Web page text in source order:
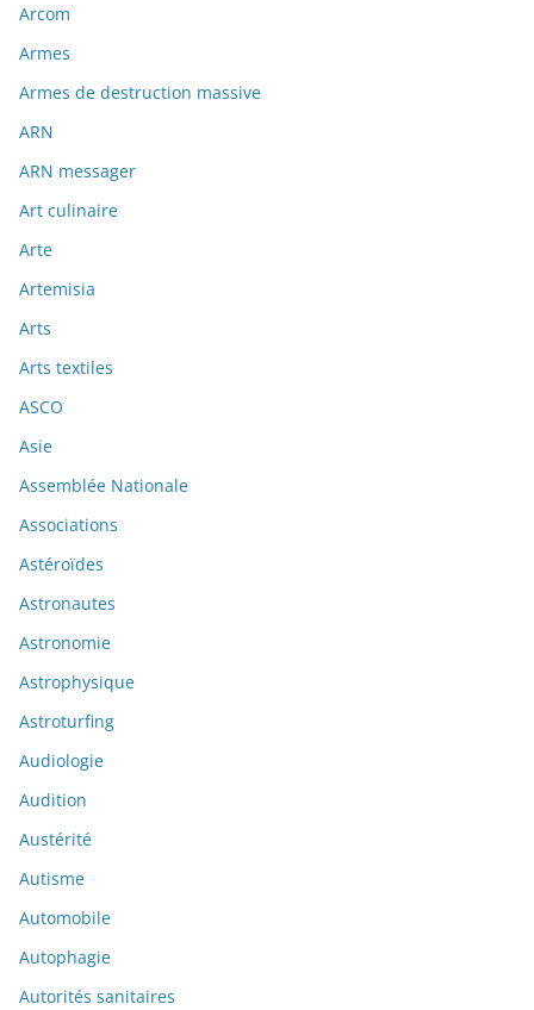
Arcom
Armes
Armes de destruction massive
ARN
ARN messager
Art culinaire
Arte
Artemisia
Arts
Arts textiles
ASCO
Asie
Assemblée Nationale
Associations
Astéroïdes
Astronautes
Astronomie
Astrophysique
Astroturfing
Audiologie
Audition
Austérité
Autisme
Automobile
Autophagie
Autorités sanitaires